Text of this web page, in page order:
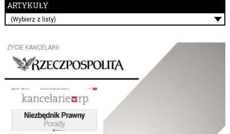
ARTYKUŁY
(Wybierz z listy)
ŻYCIE KANCELARII